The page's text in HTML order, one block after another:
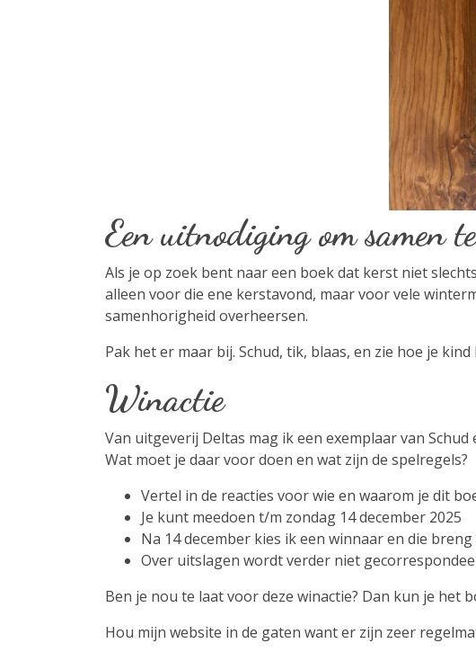
Een uitnodiging om samen
Als je op zoek bent naar een boek dat kerst niet
alleen voor die ene kerstavond, maar voor vele
samenhorigheid overheersen.
Pak het er maar bij. Schud, tik, blaas, en zie hoe je
Winactie
Van uitgeverij Deltas mag ik een exemplaar van
Wat moet je daar voor doen en wat zijn de spelregels?
Vertel in de reacties voor wie en waarom je dit
Je kunt meedoen t/m zondag 14 december 2025
Na 14 december kies ik een winnaar en die
Over uitslagen wordt verder niet
Ben je nou te laat voor deze winactie? Dan kun je het
Hou mijn website in de gaten want er zijn zeer